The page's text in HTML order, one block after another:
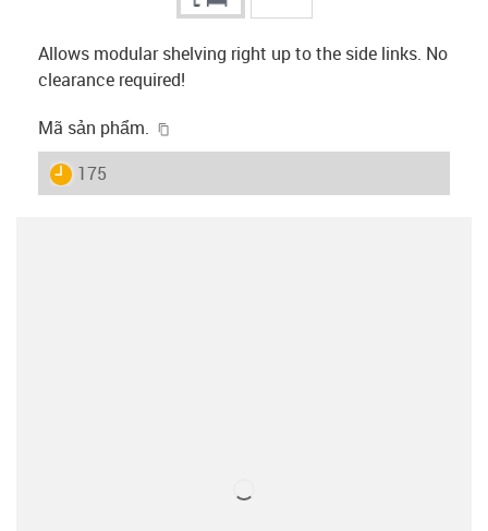
Allows modular shelving right up to the side links. No
clearance required!
Mã sản phẩm.
igus-icon-lieferzeit
175